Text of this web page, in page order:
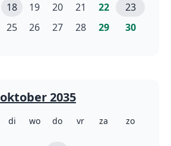
18 19 20 21 22 23
25 26 27 28 29 30
oktober 2035
di wo do vr za zo